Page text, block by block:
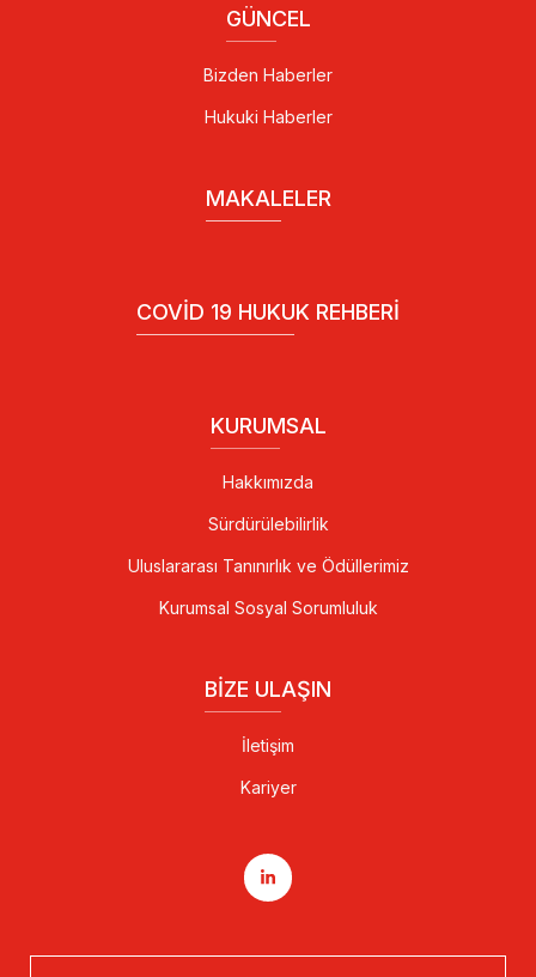
GÜNCEL
Bizden Haberler
Hukuki Haberler
MAKALELER
COVID 19 HUKUK REHBERI
KURUMSAL
Hakkımızda
Sürdürülebilirlik
Uluslararası Tanınırlık ve Ödüllerimiz
Kurumsal Sosyal Sorumluluk
BIZE ULAŞIN
İletişim
Kariyer